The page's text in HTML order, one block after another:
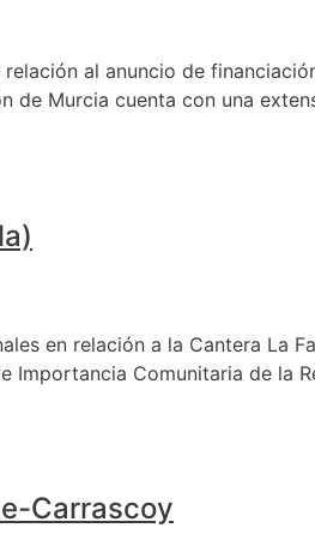
al anuncio de
de Murcia cuenta con una
en relación a la Cantera La
Importancia Comunitaria de la
Carrascoy